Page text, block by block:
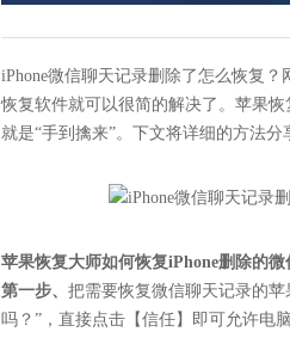
iPhone微信聊天记录删除了怎么恢复
恢复软件就可以很简的解决了。苹果
就是“手到擒来”。下文将详细的方法
苹果恢复大师如何恢复iPhone删除的
第一步、 把需要恢复微信聊天记录的
吗？”，直接点击【信任】即可允许电